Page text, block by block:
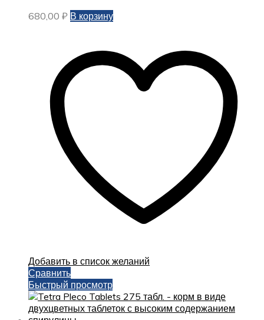
680,00 ₽ В корзину
Добавить в список желаний
Сравнить
Быстрый просмотр